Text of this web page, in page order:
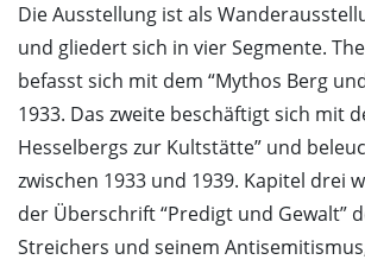
Die Ausstellung ist als
und gliedert sich in vier Segmente.
befasst sich mit dem “Mythos Berg
1933. Das zweite beschäftigt sich mit
Hesselbergs zur Kultstätte” und
zwischen 1933 und 1939. Kapitel drei
der Überschrift “Predigt und Gewalt”
Streichers und seinem